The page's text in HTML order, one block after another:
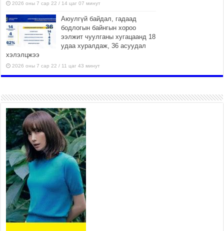
2026 оны 7 сар 22 / 14 цаг 07 минут
Аюулгүй байдал, гадаад
бодлогын байнгын хороо
ээлжит чуулганы хугацаанд 18
удаа хуралдаж, 36 асуудал
хэлэлцжээ
2026 оны 7 сар 22 / 11 цаг 43 минут
боломжтой-Хүүхэд хөгжүүлэх
төв” байгуулах төсөлд төр,
хувийн хэвшлийн түншлэлийн хүрээнд хамтран
ажиллахыг урьж байна
2026 оны 7 сар 22 / 9 цаг 28 минут
Б.Пүрэвдагва: “Урт цагаан”-ыг
залуучууд чөлөөт цагаа
өнгөрүүлдэг, жуулчид зорьж
ирдэг цэг болгоно
2026 оны 7 сар 21 / 16 цаг 47 минут
Тусгай замын автобус /BRT/ төслийн удирдах
хорооны ээлжит хуралдаан боллоо